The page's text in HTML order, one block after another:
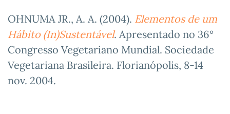
OHNUMA JR., A. A. (2004). Elementos de um
Hábito (In)Sustentável. Apresentado no 36°
Congresso Vegetariano Mundial. Sociedade
Vegetariana Brasileira. Florianópolis, 8-14
nov. 2004.